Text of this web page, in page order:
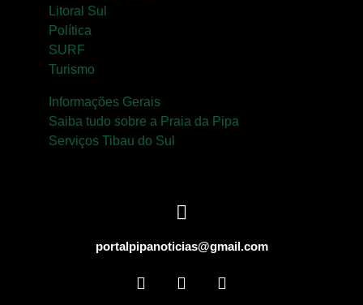
Litoral Sul
Política
SURF
Turismo
Informações Gerais
Saiba tudo sobre a Praia da Pipa
Serviços Tibau do Sul
portalpipanoticias@gmail.com